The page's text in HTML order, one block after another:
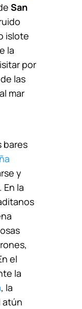
San
islote
la
por
las
mar
bares
y
la
el
la
, la
atún